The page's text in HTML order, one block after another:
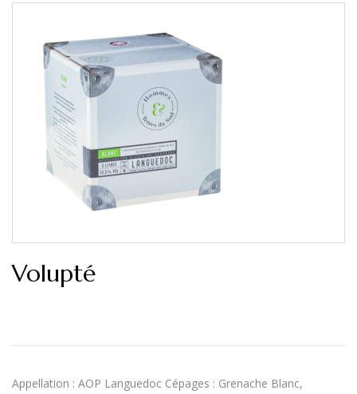
Volupté
Appellation : AOP Languedoc Cépages : Grenache Blanc,